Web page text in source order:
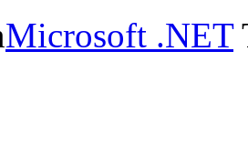
Microsoft .NET